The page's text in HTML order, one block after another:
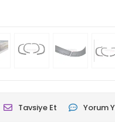
Tavsiye Et Yorum